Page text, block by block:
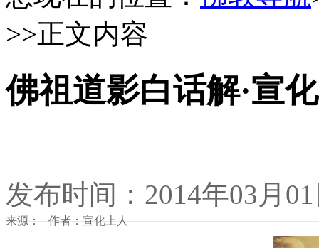
>>正文内容
佛祖道影白话解·宣
发布时间：2014年03月
来源： 作者：宣化上人